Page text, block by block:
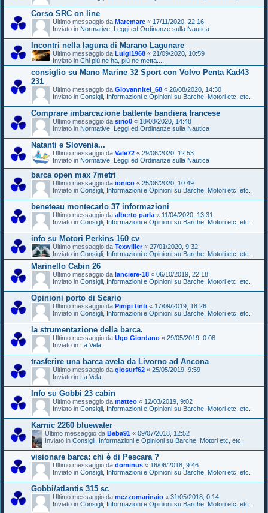
Corso SRC on line
Ultimo messaggio da Maremare « 17/11/2020, 22:16
Inviato in Normative, Leggi ed Ordinanze sulla Nautica
Incontri nella laguna di Marano Lagunare
Ultimo messaggio da Luigi1968 « 21/09/2020, 10:59
Inviato in Chi più ne ha, più ne metta....
consiglio su Mano Marine 32 Sport con Volvo Penta Kad43
231
Ultimo messaggio da Giovannitel_68 « 26/08/2020, 14:30
Inviato in Consigli, Informazioni e Opinioni su Barche, Motori etc, etc.
Comprare imbarcazione battente bandiera francese
Ultimo messaggio da sirio0 « 18/08/2020, 14:48
Inviato in Normative, Leggi ed Ordinanze sulla Nautica
Natanti e Slovenia...
Ultimo messaggio da Vale72 « 29/06/2020, 12:53
Inviato in Normative, Leggi ed Ordinanze sulla Nautica
barca open max 7metri
Ultimo messaggio da ionico « 25/06/2020, 10:49
Inviato in Consigli, Informazioni e Opinioni su Barche, Motori etc, etc.
beneteau montecarlo 37 informazioni
Ultimo messaggio da alberto parla « 11/04/2020, 13:31
Inviato in Consigli, Informazioni e Opinioni su Barche, Motori etc, etc.
info su Motori Perkins 160 cv
Ultimo messaggio da Texwiller« 27/01/2020, 9:32
Inviato in Consigli, Informazioni e Opinioni su Barche, Motori etc, etc.
Marinello Cabin 26
Ultimo messaggio da lanciere-18 « 06/10/2019, 22:18
Inviato in Consigli, Informazioni e Opinioni su Barche, Motori etc, etc.
Opinioni porto di Scario
Ultimo messaggio da Pimpi tinti « 17/09/2019, 18:26
Inviato in Consigli, Informazioni e Opinioni su Barche, Motori etc, etc.
la strumentazione della barca.
Ultimo messaggio da Ugo Giordano « 29/05/2019, 0:08
Inviato in La Vela
trasferire una barca avela da Livorno ad Ancona
Ultimo messaggio da giosurf62 « 25/05/2019, 9:59
Inviato in La Vela
Info su Gobbi 23 cabin
Ultimo messaggio da matteo « 12/03/2019, 9:02
Inviato in Consigli, Informazioni e Opinioni su Barche, Motori etc, etc.
Karnic 2260 bluewater
Ultimo messaggio da Beba91 « 09/07/2018, 12:52
Inviato in Consigli, Informazioni e Opinioni su Barche, Motori etc, etc.
visionare barca: chi è di Pescara ?
Ultimo messaggio da dominus « 16/06/2018, 9:46
Inviato in Consigli, Informazioni e Opinioni su Barche, Motori etc, etc.
Gobbi/atlantis 315 sc
Ultimo messaggio da mezzomarinaio « 31/05/2018, 0:14
Inviato in Consigli, Informazioni e Opinioni su Barche, Motori etc, etc.